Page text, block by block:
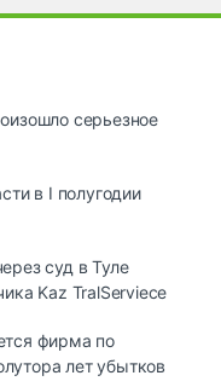
серьезное
в I полугодии
суд в Туле
Kaz TralServiece
фирма по
лет убытков